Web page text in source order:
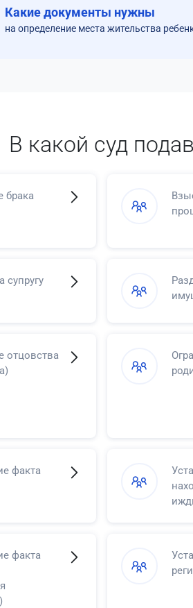
Какие документы нужны
на определение места жительства
В какой суд
брака
отцовства
факта
факта